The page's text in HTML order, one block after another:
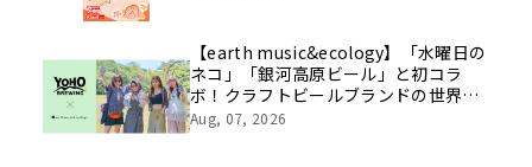
【earth music&ecology】「水曜日の
ネコ」「銀河高原ビール」と初コラ
ボ！クラフトビールブランドの世界観
を表現したアイテムが8月8日(土)発売
Aug, 07, 2026